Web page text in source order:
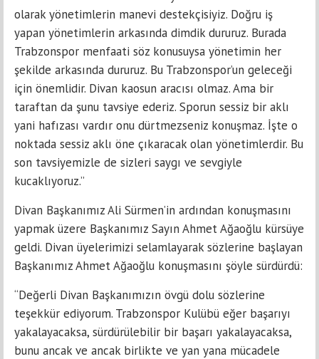
olarak yönetimlerin manevi destekçisiyiz. Doğru iş
yapan yönetimlerin arkasında dimdik dururuz. Burada
Trabzonspor menfaati söz konusuysa yönetimin her
şekilde arkasında dururuz. Bu Trabzonspor’un geleceği
için önemlidir. Divan kaosun aracısı olmaz. Ama bir
taraftan da şunu tavsiye ederiz. Sporun sessiz bir aklı
yani hafızası vardır onu dürtmezseniz konuşmaz. İşte o
noktada sessiz aklı öne çıkaracak olan yönetimlerdir. Bu
son tavsiyemizle de sizleri saygı ve sevgiyle
kucaklıyoruz.”
Divan Başkanımız Ali Sürmen’in ardından konuşmasını
yapmak üzere Başkanımız Sayın Ahmet Ağaoğlu kürsüye
geldi. Divan üyelerimizi selamlayarak sözlerine başlayan
Başkanımız Ahmet Ağaoğlu konuşmasını şöyle sürdürdü:
“Değerli Divan Başkanımızın övgü dolu sözlerine
teşekkür ediyorum. Trabzonspor Kulübü eğer başarıyı
yakalayacaksa, sürdürülebilir bir başarı yakalayacaksa,
bunu ancak ve ancak birlikte ve yan yana mücadele